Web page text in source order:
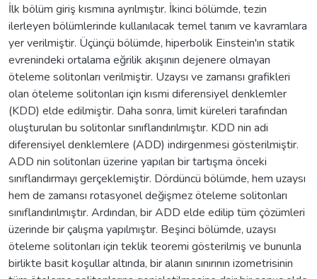
İlk bölüm giriş kısmına ayrılmıştır. İkinci bölümde, tezin
ilerleyen bölümlerinde kullanılacak temel tanım ve kavramlara
yer verilmiştir. Üçünçü bölümde, hiperbolik Einstein'ın statik
evrenindeki ortalama eğrilik akışının dejenere olmayan
öteleme solitonları verilmiştir. Uzaysı ve zamansı grafikleri
olan öteleme solitonları için kısmi diferensiyel denklemler
(KDD) elde edilmiştir. Daha sonra, limit küreleri tarafından
oluşturulan bu solitonlar sınıflandırılmıştır. KDD nin adi
diferensiyel denklemlere (ADD) indirgenmesi gösterilmiştir.
ADD nin solitonları üzerine yapılan bir tartışma önceki
sınıflandırmayı gerçeklemiştir. Dördüncü bölümde, hem uzaysı
hem de zamansı rotasyonel değişmez öteleme solitonları
sınıflandırılmıştır. Ardından, bir ADD elde edilip tüm çözümleri
üzerinde bir çalışma yapılmıştır. Beşinci bölümde, uzaysı
öteleme solitonları için teklik teoremi gösterilmiş ve bununla
birlikte basit koşullar altında, bir alanın sınırının izometrisinin